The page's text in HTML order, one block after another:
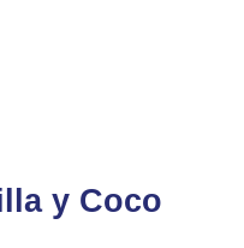
y Coco